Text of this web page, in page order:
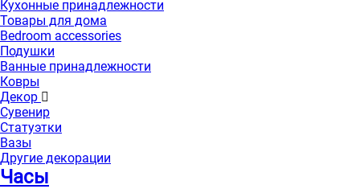
Кухонные принадлежности
Товары для дома
Bedroom accessories
Подушки
Ванные принадлежности
Ковры
Декор
Сувенир
Статуэтки
Вазы
Другие декорации
Часы